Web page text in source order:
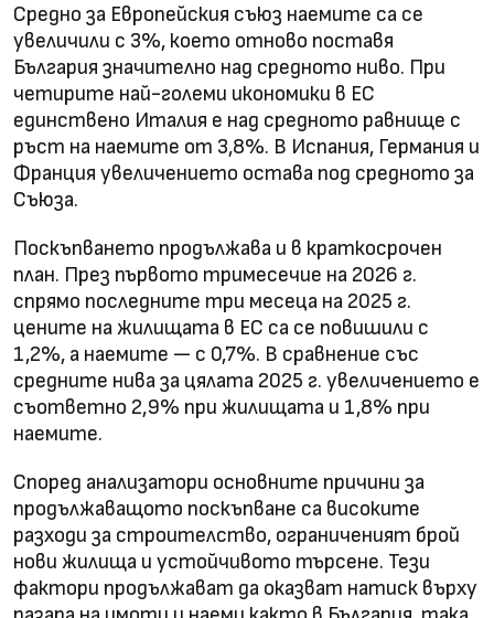
Средно за Европейския съюз наемите са се
увеличили с 3%, което отново поставя
България значително над средното ниво. При
четирите най-големи икономики в ЕС
единствено Италия е над средното равнище с
ръст на наемите от 3,8%. В Испания, Германия и
Франция увеличението остава под средното за
Съюза.
Поскъпването продължава и в краткосрочен
план. През първото тримесечие на 2026 г.
спрямо последните три месеца на 2025 г.
цените на жилищата в ЕС са се повишили с
1,2%, а наемите — с 0,7%. В сравнение със
средните нива за цялата 2025 г. увеличението е
съответно 2,9% при жилищата и 1,8% при
наемите.
Според анализатори основните причини за
продължаващото поскъпване са високите
разходи за строителство, ограниченият брой
нови жилища и устойчивото търсене. Тези
фактори продължават да оказват натиск върху